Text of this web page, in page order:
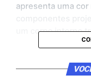
apresenta uma
um corpo interno
universal e quatro
geração anterior,